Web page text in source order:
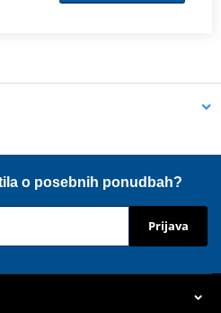
to fit the factory air box and
equipment filters. Top quality
for modern high
o posebnih ponudbah?
Prijava